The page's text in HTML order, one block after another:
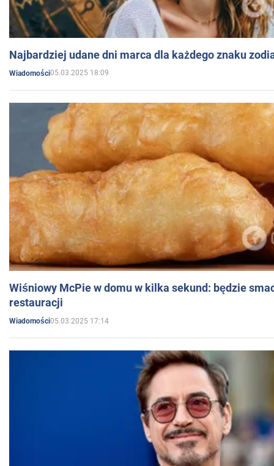
Najbardziej udane dni marca dla każdego znaku
Wiadomości05.03.2025 18:09
Wiśniowy McPie w domu w kilka sekund: będzie
restauracji
Wiadomości05.03.2025 17:14